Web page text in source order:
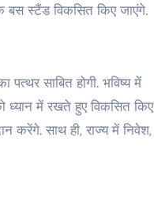
बस स्टैंड विकसित किए जाएंगे.
साबित होगी. भविष्य में
ध्यान में रखते हुए विकसित किए
करेंगे. साथ ही, राज्य में निवेश,